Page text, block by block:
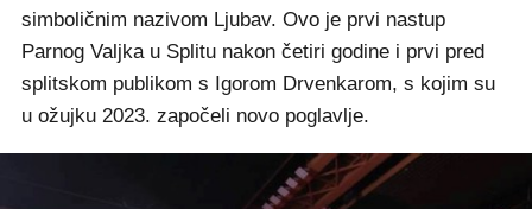
simboličnim nazivom Ljubav. Ovo je prvi nastup
Parnog Valjka u Splitu nakon četiri godine i prvi pred
splitskom publikom s Igorom Drvenkarom, s kojim su
u ožujku 2023. započeli novo poglavlje.